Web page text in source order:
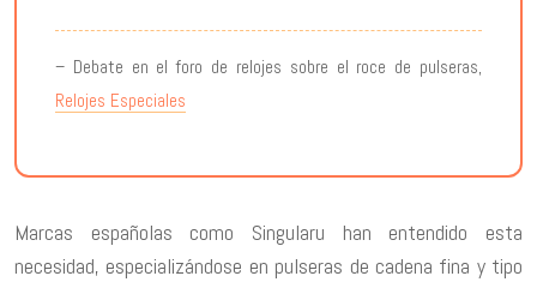
– Debate en el foro de relojes sobre el roce de pulseras,
Relojes Especiales
Marcas españolas como Singularu han entendido esta
necesidad, especializándose en pulseras de cadena fina y tipo